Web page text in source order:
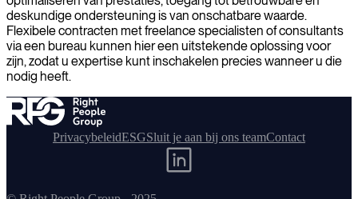
deskundige ondersteuning is van onschatbare waarde.
Flexibele contracten met freelance specialisten of consultants
via een bureau kunnen hier een uitstekende oplossing voor
zijn, zodat u expertise kunt inschakelen precies wanneer u die
nodig heeft.
PrivacybeleidESGSluit je aan bij ons teamContact